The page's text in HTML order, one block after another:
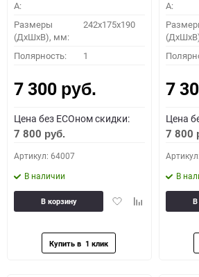
A:
Размеры
(ДхШхВ), мм:
242x175x190
Полярность: 1
7 300 руб.
Цена без ECOном скидки:
7 800 руб.
Артикул: 64007
В наличии
ДобавитьДобавить
В корзину
A:
7
Цена
7 800
В
В